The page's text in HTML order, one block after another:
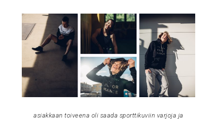
asiakkaan toiveena oli saada sporttikuviin varjoja ja